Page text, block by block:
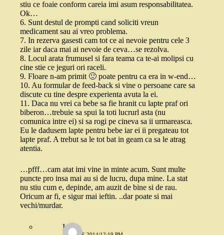
stiu ce foaie conform careia imi asum responsabilitatea.
Ok…
6. Sunt destul de prompti cand soliciti vreun
medicament sau ai vreo problema.
7. In rezerva gasesti cam tot ce ai nevoie pentru cele 3
zile iar daca mai ai nevoie de ceva…se rezolva.
8. Locul arata frumusel si fara teama ca te-ai molipsi cu
cine stie ce jeguri ori raceli.
9. Floare n-am primit 🙁 poate pentru ca era in w-end…
10. Au formular de feed-back si vine o persoane care sa
discute cu tine despre experienta avuta la ei.
11. Daca nu vrei ca bebe sa fie hranit cu lapte praf ori
biberon…trebuie sa spui la toti lucrurl asta (nu
comunica intre ei) si sa rogi pe cineva sa ii urmareasca.
Eu le dadusem lapte pentru bebe iar ei ii pregateau tot
lapte praf. A trebut sa le tot bat in geam ca sa le atrag
atentia.
…pfff…cam atat imi vine in minte acum. Sunt multe
puncte pro insa mai au si de lucru, dupa mine. La stat
nu stiu cum e, depinde, am auzit de bine si de rau.
Oricum ar fi, e sigur mai ieftin. ..dar poate si mai
vechi/murdar.
Iuli